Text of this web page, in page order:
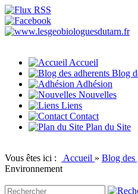
Accueil
Blog
Adhésion
Nouvelles
Liens
Contact
Plan du Site
Vous êtes ici : Accueil » Blog des
Environnement